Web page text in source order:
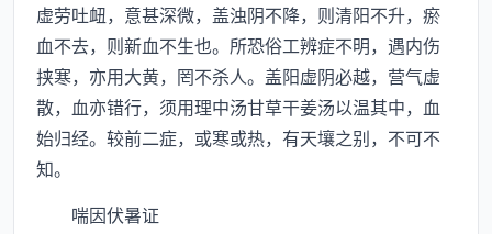
虚劳吐衄，意甚深微，盖浊阴不降，则清阳不升，瘀
血不去，则新血不生也。所恐俗工辨症不明，遇内伤
挟寒，亦用大黄，罔不杀人。盖阳虚阴必越，营气虚
散，血亦错行，须用理中汤甘草干姜汤以温其中，血
始归经。较前二症，或寒或热，有天壤之别，不可不
知。
喘因伏暑证